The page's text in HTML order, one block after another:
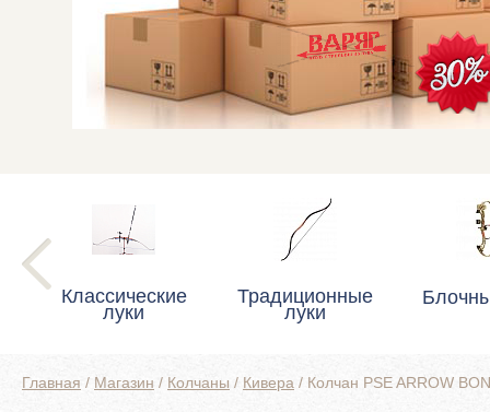
Классические
луки
Традиционные
луки
Главная / Магазин / Колчаны / Кивера / Колчан PSE ARROW